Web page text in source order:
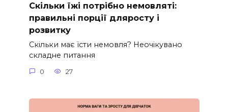
Скільки їжі потрібно немовляті:
правильні порції дляросту і
розвитку
Скільки має їсти немовля? Неочікувано
складне питання
0 27